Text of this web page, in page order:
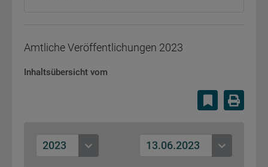
Amtliche Veröffentlichungen 2023
Inhaltsübersicht vom
2023 13.06.2023